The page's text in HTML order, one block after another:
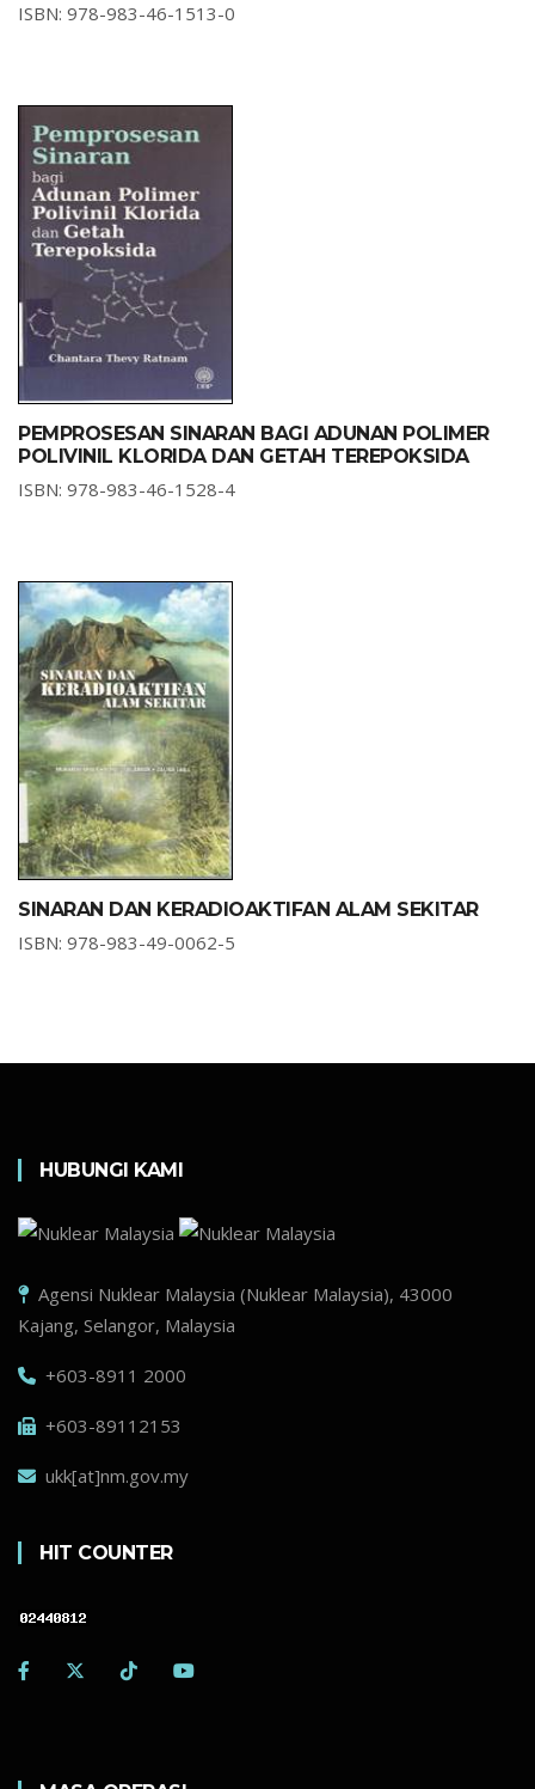
ISBN: 978-983-46-1513-0
PEMPROSESAN SINARAN BAGI ADUNAN POLIMER
POLIVINIL KLORIDA DAN GETAH TEREPOKSIDA
ISBN: 978-983-46-1528-4
SINARAN DAN KERADIOAKTIFAN ALAM SEKITAR
ISBN: 978-983-49-0062-5
HUBUNGI KAMI
Agensi Nuklear Malaysia (Nuklear Malaysia), 43000
Kajang, Selangor, Malaysia
+603-8911 2000
+603-89112153
ukk[at]nm.gov.my
HIT COUNTER